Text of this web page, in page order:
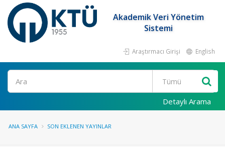
Akademik Veri Yönetim
Sistemi
Araştırmacı Girişi English
Ara
Detaylı Arama
ANA SAYFA SON EKLENEN YAYINLAR